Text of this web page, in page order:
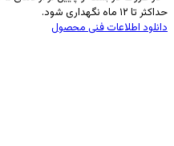
حداکثر تا ۱۲ ماه نگهداری شود.
دانلود اطلاعات فنی محصول